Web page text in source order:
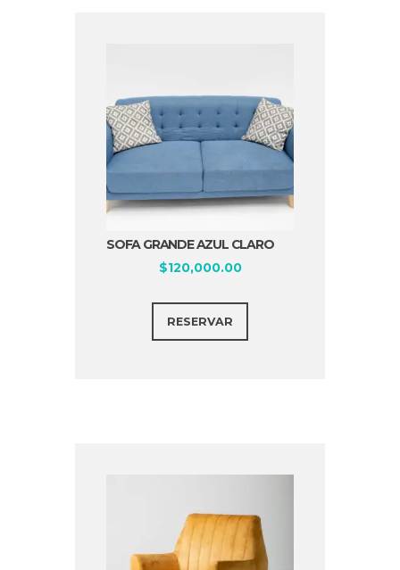
SOFA GRANDE AZUL CLARO
$120,000.00
RESERVAR